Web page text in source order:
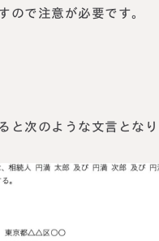
ので注意が必要です。
と次のような文言となり